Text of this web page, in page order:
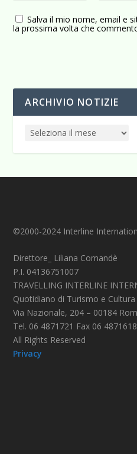
Salva il mio nome, email e
la prossima volta che
ARCHIVIO NOTIZIE
©2000-2024 Interline
Direttore_ Liliana Comandè
P.I. 04136751007
TRAVELLING INTERLINE
Quotidiano di Turismo e Cultura
Via Nazionale, 204 – 00184
Tel. 06 4871721 Fax 06 4871618
All Rights Reserved
Privacy